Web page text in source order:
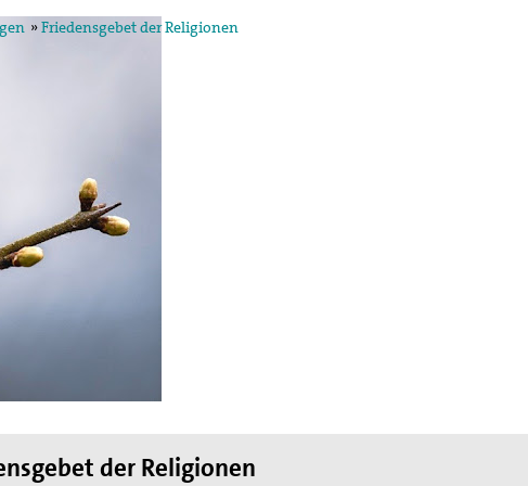
»Friedensgebet der Religionen
in der
und arbeitet in
Konzils.
des weltweiten
des II. Weltkrieges,
der Religionen